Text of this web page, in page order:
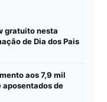
gratuito nesta
de Dia dos Pais
aos 7,9 mil
de